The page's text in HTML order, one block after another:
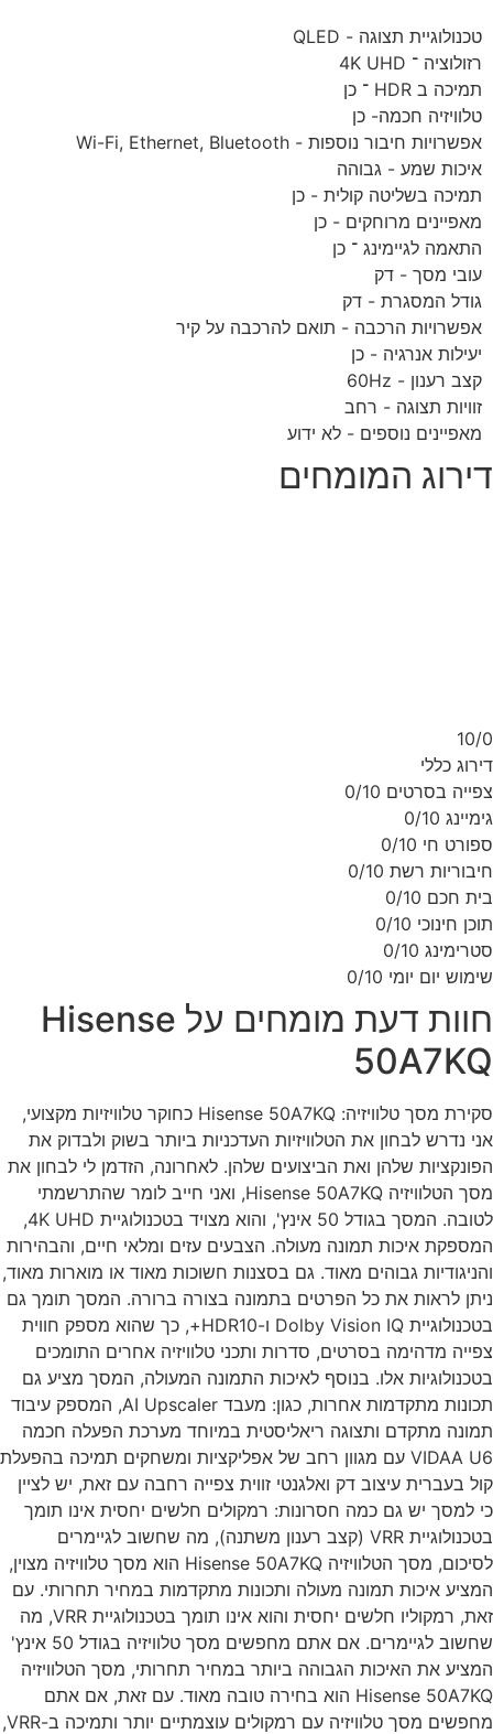
טכנולוגיית תצוגה - QLED
רזולוציה ־ 4K UHD
תמיכה ב HDR ־ כן
טלוויזיה חכמה- כן
אפשרויות חיבור נוספות - Wi-Fi, Ethernet, Bluetooth
איכות שמע - גבוהה
תמיכה בשליטה קולית - כן
מאפיינים מרוחקים - כן
התאמה לגיימינג ־ כן
עובי מסך - דק
גודל המסגרת - דק
אפשרויות הרכבה - תואם להרכבה על קיר
יעילות אנרגיה - כן
קצב רענון - 60Hz
זוויות תצוגה - רחב
מאפיינים נוספים - לא ידוע
המומחים
10/
כללי
בסרטים0/10
0/10
חי0/10
רשת0/10
חכם0/10
חינוכי0/10
0/10
יום יומי0/10
חוות דעת מומחים על Hisense
סקירת מסך טלוויזיה: Hisense 50A7KQ כחוקר טלוויזיות מקצועי,
נדרש לבחון את הטלוויזיות העדכניות ביותר בשוק ולבדוק את
שלהן ואת הביצועים שלהן. לאחרונה, הזדמן לי לבחון את
מסך הטלוויזיה Hisense 50A7KQ, ואני חייב לומר שהתרשמתי
לטובה. המסך בגודל 50 אינץ', והוא מצויד בטכנולוגיית 4K UHD,
איכות תמונה מעולה. הצבעים עזים ומלאי חיים, והבהירות
גבוהים מאוד. גם בסצנות חשוכות מאוד או מוארות מאוד,
לראות את כל הפרטים בתמונה בצורה ברורה. המסך תומך גם
בטכנולוגיית Dolby Vision IQ ו-HDR10+, כך שהוא מספק חווית
מדהימה בסרטים, סדרות ותכני טלוויזיה אחרים התומכים
אלו. בנוסף לאיכות התמונה המעולה, המסך מציע גם
תכונות מתקדמות אחרות, כגון: מעבד AI Upscaler, המספק עיבוד
מתקדם ותצוגה ריאליסטית במיוחד מערכת הפעלה חכמה
VIDAA U6 עם מגוון רחב של אפליקציות ומשחקים תמיכה בהפעלת
בעברית עיצוב דק ואלגנטי זווית צפייה רחבה עם זאת, יש לציין
למסך יש גם כמה חסרונות: רמקולים חלשים יחסית אינו תומך
בטכנולוגיית VRR (קצב רענון משתנה), מה שחשוב לגיימרים
לסיכום, מסך הטלוויזיה Hisense 50A7KQ הוא מסך טלוויזיה מצוין,
איכות תמונה מעולה ותכונות מתקדמות במחיר תחרותי. עם
זאת, רמקוליו חלשים יחסית והוא אינו תומך בטכנולוגיית VRR, מה
שחשוב לגיימרים. אם אתם מחפשים מסך טלוויזיה בגודל 50 אינץ'
את האיכות הגבוהה ביותר במחיר תחרותי, מסך הטלוויזיה
Hisense 50A7KQ הוא בחירה טובה מאוד. עם זאת, אם אתם
מחפשים מסך טלוויזיה עם רמקולים עוצמתיים יותר ותמיכה ב-VRR,